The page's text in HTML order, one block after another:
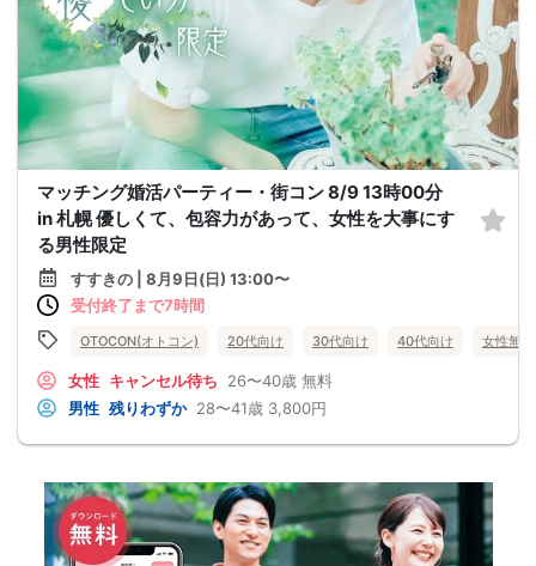
マッチング婚活パーティー・街コン 8/9 13時00分
in 札幌 優しくて、包容力があって、女性を大事にす
る男性限定
すすきの | 8月9日(日) 13:00〜
受付終了まで7時間
OTOCON(オトコン) 20代向け 30代向け 40代向け 女性無料
女性 キャンセル待ち 26〜40歳 無料
男性 残りわずか 28〜41歳 3,800円